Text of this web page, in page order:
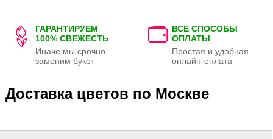
ГАРАНТИРУЕМ
100% СВЕЖЕСТЬ
Иначе мы срочно
заменим букет
ВСЕ СПОСОБЫ
ОПЛАТЫ
Простая и удобная
онлайн-оплата
Доставка цветов по Москве